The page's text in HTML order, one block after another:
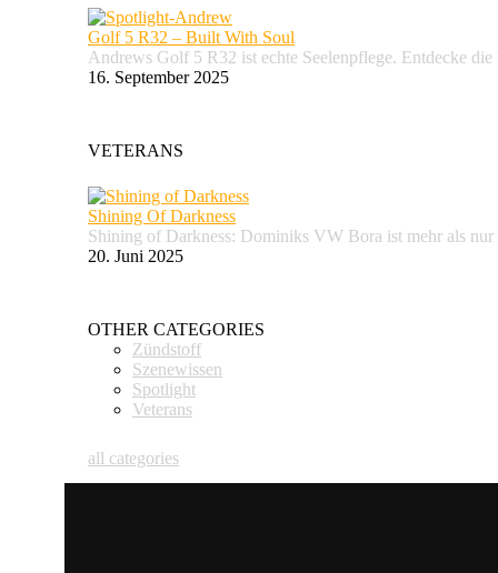
Golf 5 R32 – Built With Soul
Andrews Golf 5 R32 ist echte Seelenpflege. Entdecke
16. September 2025
VETERANS
Shining Of Darkness
Shining of Darkness: Dominiks VW Bora ist mehr als
20. Juni 2025
OTHER CATEGORIES
Zündstoff
Szenewissen
Spotlight
Veterans
all categories